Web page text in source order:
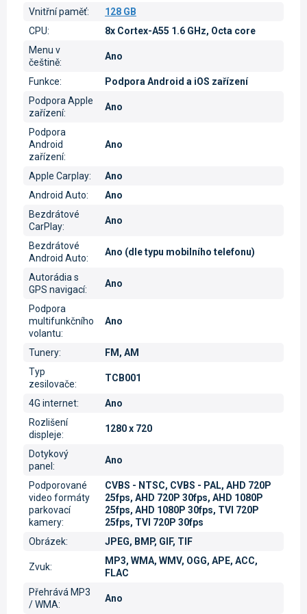
Vnitřní paměť:
128 GB
CPU:
8x Cortex-A55 1.6 GHz, Octa core
Menu v
češtině:
Ano
Funkce:
Podpora Android a iOS zařízení
Podpora Apple
zařízení:
Ano
Podpora
Android
zařízení:
Ano
Apple Carplay:
Ano
Android Auto:
Ano
Bezdrátové
CarPlay:
Ano
Bezdrátové
Android Auto:
Ano (dle typu mobilního telefonu)
Autorádia s
GPS navigací:
Ano
Podpora
multifunkčního
volantu:
Ano
Tunery:
FM, AM
Typ
zesilovače:
TCB001
4G internet:
Ano
Rozlišení
displeje:
1280 x 720
Dotykový
panel :
Ano
Podporované
video formáty
parkovací
kamery:
CVBS - NTSC, CVBS - PAL, AHD 720P
25fps, AHD 720P 30fps, AHD 1080P
25fps, AHD 1080P 30fps, TVI 720P
25fps, TVI 720P 30fps
Obrázek: JPEG, BMP, GIF, TIF
Zvuk:
MP3, WMA, WMV, OGG, APE, ACC,
FLAC
Přehrává MP3
/ WMA:
Ano